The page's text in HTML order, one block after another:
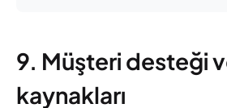
9. Müşteri desteği
kaynakları